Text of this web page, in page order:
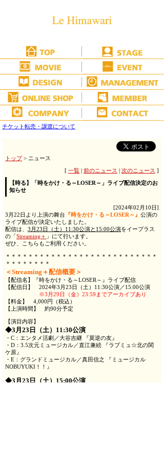
チケット転売・譲渡について
トップ> ニュース
[ 一覧 前のニュース 次のニュース ]
【時る】「時をかけ・る～LOSER～」ライブ配信決定のお
知らせ
[2024年02月10日]
3月22日より上演の舞台 『時をかけ・る～LOSER～』 公演の
ライブ配信が決定いたしました。
配信は、 3月23日（土）11:30公演と15:00公演をイープラス
の「 Streaming＋ 」にて行います。
ぜひ、こちらもご利用ください。
＊＊＊＊＊＊＊＊＊＊＊＊＊＊＊＊＊＊＊＊＊＊＊＊＊＊＊
＊＊＊＊＊＊＊＊
＜Streaming＋配信概要＞
【配信名】『時をかけ・る～LOSER～』ライブ配信
【配信日】 2024年3月23日（土）11:30公演／15:00公演
※3月29日（金）23:59までアーカイブあり
【料金】 4,000円（税込）
【上演時間】 約90分予定
【演目内容】
◆3月23日（土）11:30公演
・C：エンタメ活劇／大谷吉継 『莫逆の友』
・D：3.5次元ミュージカル／直江兼続 『ラブミュ☆北の関
ケ原』
・E：グランドミュージカル／真田信之 『ミュージカル
NOBUYUKI！！』
◆3月23日（土）15:00公演